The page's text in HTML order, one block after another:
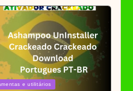
e utilitários